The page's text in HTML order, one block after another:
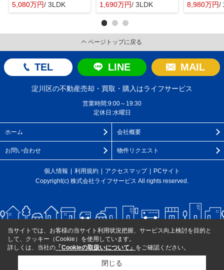
5,080万円/ 3LDK
1,690万円/ 3LDK 8,980万円/
ページトップに戻る
TEL LINE MAIL
淀川区の不動産売却・買取・購入はライフサービス
営業時間:9:00～19:30
定休日:水曜日
ホーム 会社概要
お問い合わせ 物件リクエスト
個人情報 利用規約 アクセスマップ
PCサイト
Copyright(c) 株式会社ライフサービス All rights reserved.
当サイトでは、お客様の当サイト利用状況把握、サービス向上検討を目的と
して、クッキー（Cookie）を使用しています。
詳しくは、当社の 「Cookieの取扱いについて」 をご確認ください。
閉じる